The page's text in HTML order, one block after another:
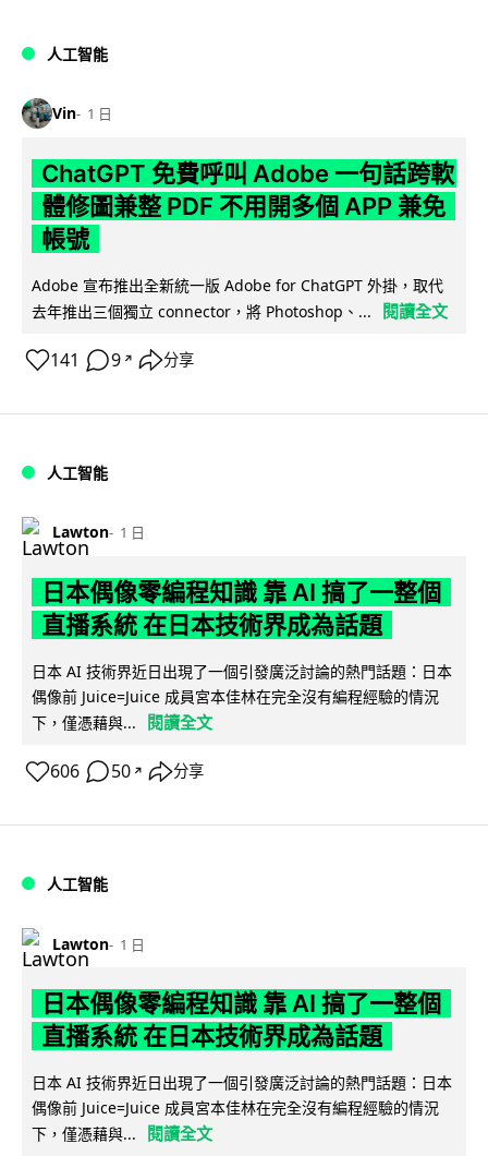
人工智能
Vin 1 日
ChatGPT 免費呼叫 Adobe 一句話跨軟
體修圖兼整 PDF 不用開多個 APP 兼免
帳號
Adobe 宣布推出全新統一版 Adobe for ChatGPT 外掛，取代
去年推出三個獨立 connector，將 Photoshop、...
閱讀全文
141 9 ↗ 分享
人工智能
Lawton 1 日
日本偶像零編程知識 靠 AI 搞了一整個
直播系統 在日本技術界成為話題
日本 AI 技術界近日出現了一個引發廣泛討論的熱門話題：日本
偶像前 Juice=Juice 成員宮本佳林在完全沒有編程經驗的情況
下，僅憑藉與...
閱讀全文
606 50 ↗ 分享
人工智能
Lawton 1 日
日本偶像零編程知識 靠 AI 搞了一整個
直播系統 在日本技術界成為話題
日本 AI 技術界近日出現了一個引發廣泛討論的熱門話題：日本
偶像前 Juice=Juice 成員宮本佳林在完全沒有編程經驗的情況
下，僅憑藉與...
閱讀全文